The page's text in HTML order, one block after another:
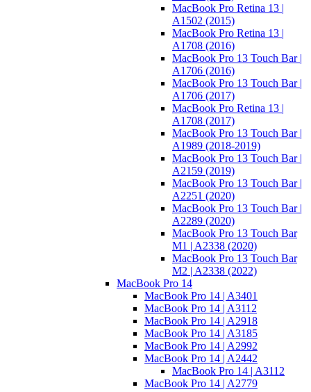
MacBook Pro Retina 13 |
A1502 (2015)
MacBook Pro Retina 13 |
A1708 (2016)
MacBook Pro 13 Touch Bar |
A1706 (2016)
MacBook Pro 13 Touch Bar |
A1706 (2017)
MacBook Pro Retina 13 |
A1708 (2017)
MacBook Pro 13 Touch Bar |
A1989 (2018-2019)
MacBook Pro 13 Touch Bar |
A2159 (2019)
MacBook Pro 13 Touch Bar |
A2251 (2020)
MacBook Pro 13 Touch Bar |
A2289 (2020)
MacBook Pro 13 Touch Bar
M1 | A2338 (2020)
MacBook Pro 13 Touch Bar
M2 | A2338 (2022)
MacBook Pro 14
MacBook Pro 14 | A3401
MacBook Pro 14 | A3112
MacBook Pro 14 | A2918
MacBook Pro 14 | A3185
MacBook Pro 14 | A2992
MacBook Pro 14 | A2442
MacBook Pro 14 | A3112
MacBook Pro 14 | A2779